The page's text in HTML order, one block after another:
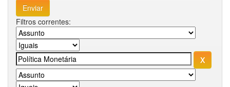
Filtros correntes: